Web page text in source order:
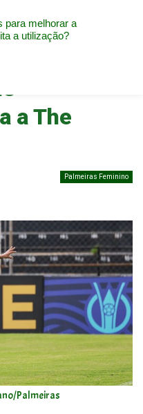
a The
Palmeiras Feminino
Palmeiras
para melhorar a
a utilização?